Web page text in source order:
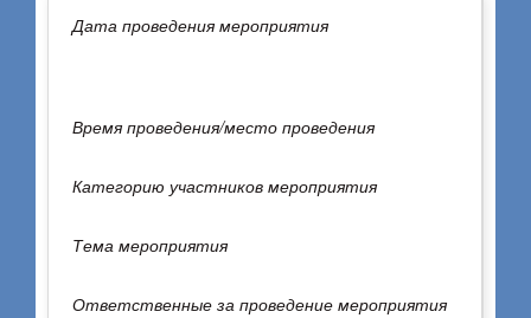
23
Дата проведения мероприятия
Время проведения/место проведения
Категорию участников мероприятия
Тема мероприятия
Ответственные за проведение мероприятия